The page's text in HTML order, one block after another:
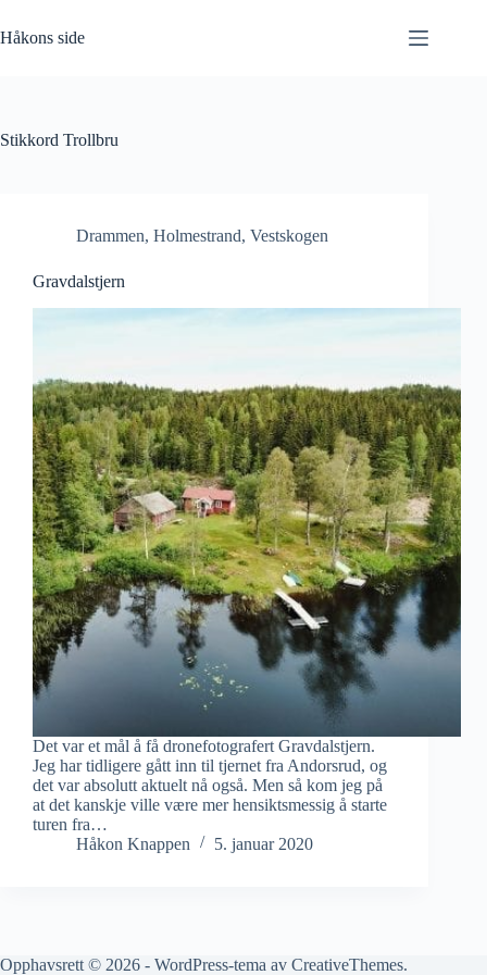
til
innholdet
Håkons side
Stikkord Trollbru
Drammen, Holmestrand, Vestskogen
Gravdalstjern
Det var et mål å få dronefotografert Gravdalstjern.
Jeg har tidligere gått inn til tjernet fra Andorsrud, og
det var absolutt aktuelt nå også. Men så kom jeg på
at det kanskje ville være mer hensiktsmessig å starte
turen fra…
Håkon Knappen
5. januar 2020
Opphavsrett © 2026 - WordPress-tema av CreativeThemes.